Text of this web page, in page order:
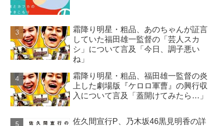
霜降り明星・粗品、あのちゃんが証言
していた福田雄一監督の「芸人スカ
シ」について言及「今日、調子悪い
ね」
霜降り明星・粗品、福田雄一監督の炎
上した劇場版『ケロロ軍曹』の興行収
入について言及「蓋開けてみたら…」
佐久間宣行P、乃木坂46黒見明香の詳